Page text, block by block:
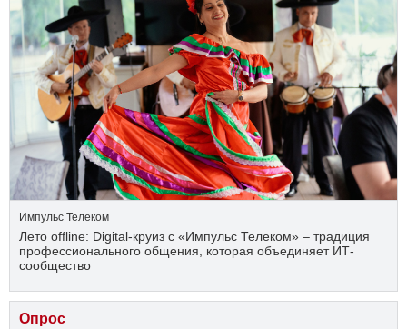
Импульс Телеком
Лето offline: Digital-круиз с «Импульс Телеком» – традиция
профессионального общения, которая объединяет ИТ-
сообщество
Опрос